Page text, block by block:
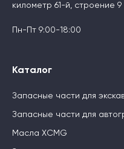
километр 61-й, строение 9
Пн-Пт 9:00-18:00
Каталог
Запасные части для
Запасные части для
Масла XCMG